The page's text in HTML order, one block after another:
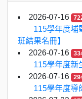
2026-07-16
115學年度埔
班結果名冊】
2026-07-16
115學年度新
2026-07-16
115學年度導